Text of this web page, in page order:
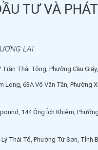
chỉ là dịp để
hơn về các thị
tiềm năng, mở
được sự tư vấn
gia.
TƯ VÀ PHÁT
LAI
Thái Tông, Phường Cầu Giấy,
Long, 63A Võ Văn Tần, Phường
144 Ông Ích Khiêm,
Lý Thái Tổ, Phường Từ Sơn, Tỉnh